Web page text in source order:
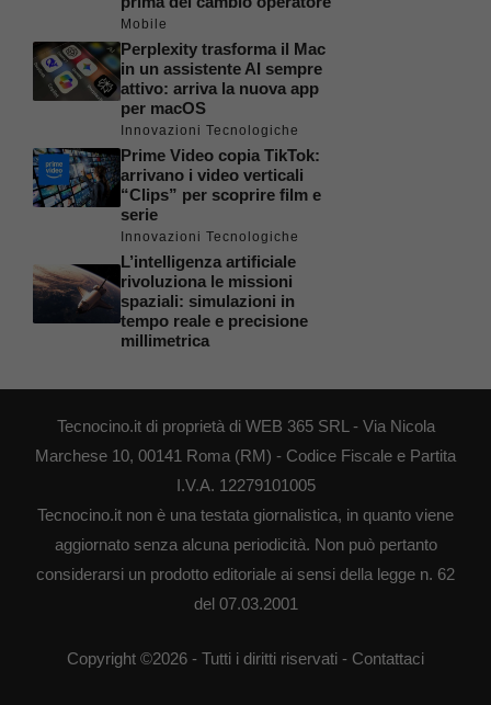
Mobile
Perplexity trasforma il Mac
in un assistente AI sempre
attivo: arriva la nuova app
per macOS
Innovazioni Tecnologiche
Prime Video copia TikTok:
arrivano i video verticali
“Clips” per scoprire film e
serie
Innovazioni Tecnologiche
L’intelligenza artificiale
rivoluziona le missioni
spaziali: simulazioni in
tempo reale e precisione
millimetrica
Tecnocino.it di proprietà di WEB 365 SRL - Via Nicola
Marchese 10, 00141 Roma (RM) - Codice Fiscale e Partita
I.V.A. 12279101005
Tecnocino.it non è una testata giornalistica, in quanto viene
aggiornato senza alcuna periodicità. Non può pertanto
considerarsi un prodotto editoriale ai sensi della legge n. 62
del 07.03.2001
Copyright ©2026 - Tutti i diritti riservati - Contattaci